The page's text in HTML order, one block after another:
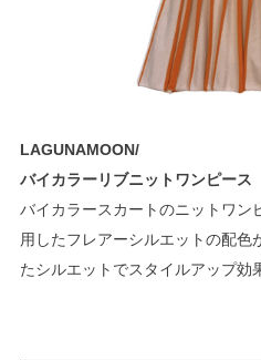
LAGUNAMOON/
バイカラーリブニットワンピース
バイカラースカートのニットワン
用したフレアーシルエットの配色
たシルエットでスタイルアップ効